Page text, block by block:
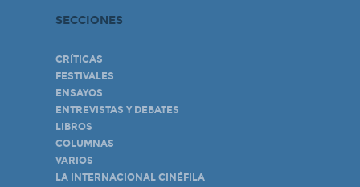
SECCIONES
CRÍTICAS
FESTIVALES
ENSAYOS
ENTREVISTAS Y DEBATES
LIBROS
COLUMNAS
VARIOS
LA INTERNACIONAL CINÉFILA